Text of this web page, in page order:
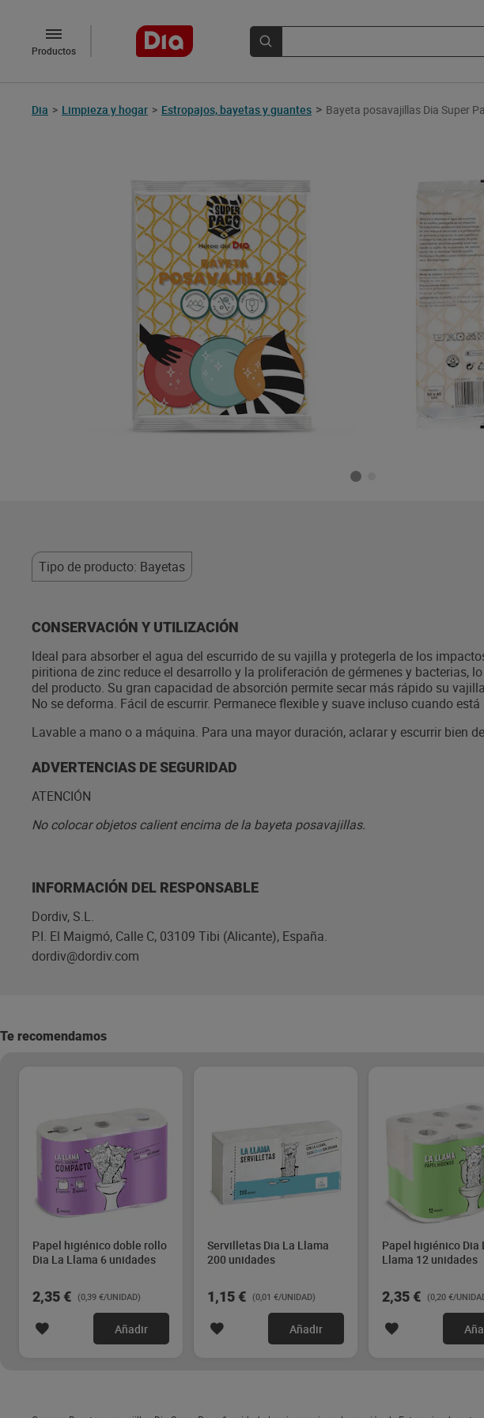
Productos
Dia > Limpieza y hogar > Estropajos, bayetas y guantes > Bayeta posavajillas Dia Super
Tipo de producto: Bayetas
CONSERVACIÓN Y UTILIZACIÓN
Ideal para absorber el agua del escurrido de su vajilla y protegerla de los
piritiona de zinc reduce el desarrollo y la proliferación de gérmenes y bacterias,
del producto. Su gran capacidad de absorción permite secar más rápido su
No se deforma. Fácil de escurrir. Permanece flexible y suave incluso cuando
Lavable a mano o a máquina. Para una mayor duración, aclarar y escurrir bien
ADVERTENCIAS DE SEGURIDAD
ATENCIÓN
No colocar objetos calient encima de la bayeta posavajillas.
INFORMACIÓN DEL RESPONSABLE
Dordiv, S.L.
P.I. El Maigmó, Calle C, 03109 Tibi (Alicante), España.
dordiv@dordiv.com
Te recomendamos
Papel higiénico doble rollo
Dia La Llama 6 unidades
2,35 € (0,39 €/UNIDAD)
Añadir
Servilletas Dia La Llama
200 unidades
1,15 € (0,01 €/UNIDAD)
Añadir
Papel higiénico Dia
Llama 12 unidades
2,35 € (0,20 €/